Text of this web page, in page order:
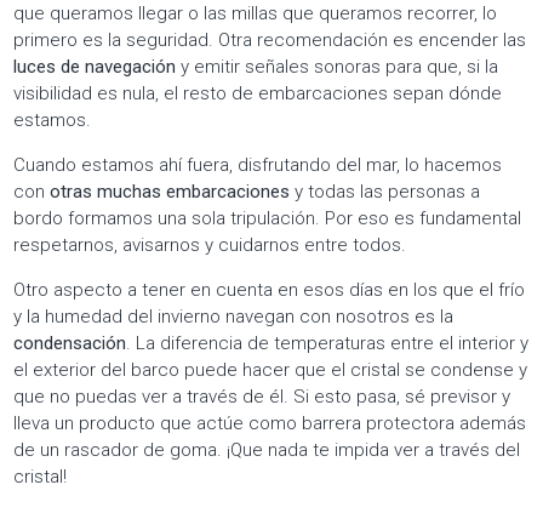
que queramos llegar o las millas que queramos recorrer, lo
primero es la seguridad. Otra recomendación es encender las
luces de navegacióny emitir señales sonoras para que, si la
visibilidad es nula, el resto de embarcaciones sepan dónde
estamos.
Cuando estamos ahí fuera, disfrutando del mar, lo hacemos
conotras muchas embarcaciones y todas las personas a
bordo formamos una sola tripulación. Por eso es fundamental
respetarnos, avisarnos y cuidarnos entre todos.
Otro aspecto a tener en cuenta en esos días en los que el frío
y la humedad del invierno navegan con nosotros es la
condensación. La diferencia de temperaturas entre el interior y
el exterior del barco puede hacer que el cristal se condense y
que no puedas ver a través de él. Si esto pasa, sé previsor y
lleva un producto que actúe como barrera protectora además
de un rascador de goma. ¡Que nada te impida ver a través del
cristal!